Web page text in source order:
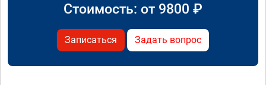
Стоимость: от 9800 ₽
Записаться Задать вопрос